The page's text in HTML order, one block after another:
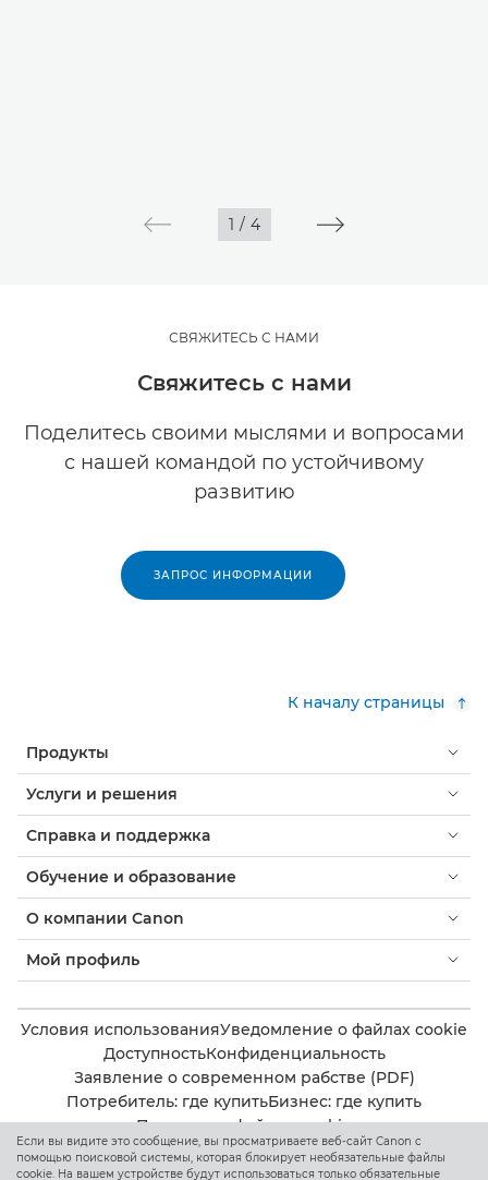
1 / 4
СВЯЖИТЕСЬ С НАМИ
Свяжитесь с нами
Поделитесь своими мыслями и вопросами
с нашей командой по устойчивому
развитию
ЗАПРОС ИНФОРМАЦИИ
Если вы видите это сообщение, вы просматриваете веб-сайт Canon с
помощью поисковой системы, которая блокирует необязательные файлы
cookie. На вашем устройстве будут использоваться только обязательные
К началу страницы
Продукты
Услуги и решения
Справка и поддержка
Обучение и образование
О компании Canon
Мой профиль
Условия использованияУведомление о файлах cookie
ДоступностьКонфиденциальность
Заявление о современном рабстве (PDF)
Потребитель: где купитьБизнес: где купить
Параметры файлов cookie